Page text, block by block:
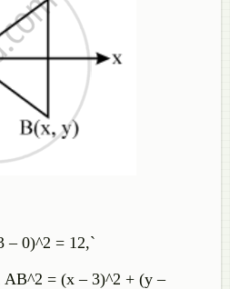
– 0)^2 = 12,`
AB^2 = (x – 3)^2 + (y –